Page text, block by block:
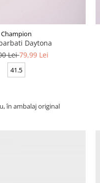
Champion
Daytona
Lei79,99 Lei
41.5
în ambalaj original